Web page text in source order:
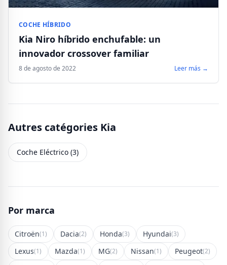
COCHE HÍBRIDO
Kia Niro híbrido enchufable: un
innovador crossover familiar
8 de agosto de 2022 Leer más →
Autres catégories Kia
Coche Eléctrico (3)
Por marca
Citroën(1) Dacia(2) Honda(3) Hyundai(3)
Lexus(1) Mazda(1) MG(2) Nissan(1) Peugeot(2)